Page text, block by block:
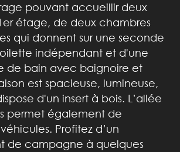
pouvant accueillir deux
étage, de deux chambres
qui donnent sur une seconde
indépendant et d'une
de bain avec baignoire et
est spacieuse, lumineuse,
d'un insert à bois. L’allée
permet également de
Profitez d’un
de campagne à quelques